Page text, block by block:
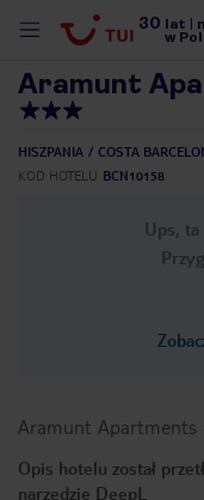
30 lat
w
Aramunt
HISZPANIA COSTA
KOD HOTELU BCN10158
Ups,
Aramunt Apartments
Opis hotelu został
narzędzie DeepL